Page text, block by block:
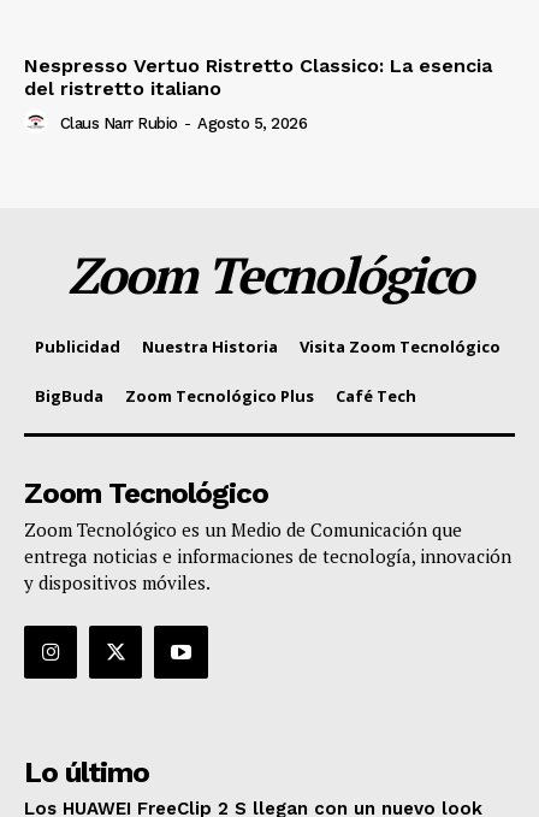
Nespresso Vertuo Ristretto Classico: La esencia
del ristretto italiano
Claus Narr Rubio - Agosto 5, 2026
Zoom Tecnológico
Publicidad Nuestra Historia Visita Zoom Tecnológico
BigBuda Zoom Tecnológico Plus Café Tech
Zoom Tecnológico
Zoom Tecnológico es un Medio de Comunicación que
entrega noticias e informaciones de tecnología, innovación
y dispositivos móviles.
Lo último
Los HUAWEI FreeClip 2 S llegan con un nuevo look